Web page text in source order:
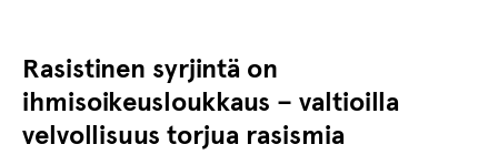
Rasistinen syrjintä on
ihmisoikeusloukkaus – valtioilla
velvollisuus torjua rasismia